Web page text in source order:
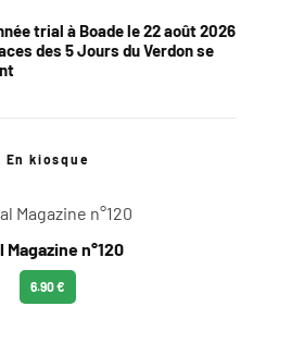
trial à Boade le 22 août 2026
des 5 Jours du Verdon se
En kiosque
Magazine n°120
6.90 €